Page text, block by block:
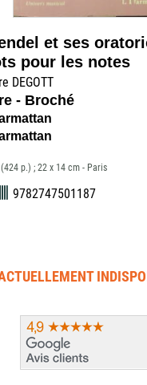
et ses
pour les notes
DEGOTT
- Broché
p.) ; 22 x 14 cm - Paris
9782747501187